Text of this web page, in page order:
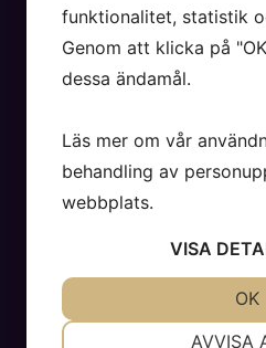
ON THE
PRESS
HANTERA
VÅRA
funktionalitet, statistik
Genom att klicka på
dessa ändamål.
Läs mer om vår
behandling av
webbplats.
VISA
AVVISA
OK